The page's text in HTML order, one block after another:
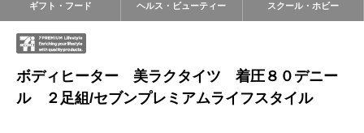
ギフト・フード ヘルス・ビューティー スクール・ホビー
ボディヒーター 美ラクタイツ 着圧８０デニー
ル ２足組/セブンプレミアムライフスタイル